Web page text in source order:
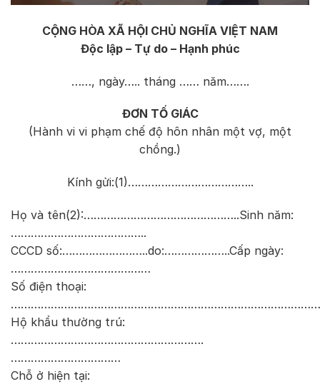
CỘNG HÒA XÃ HỘI CHỦ NGHĨA VIỆT NAM
Độc lập – Tự do – Hạnh phúc
……, ngày….. tháng …… năm…….
ĐƠN TỐ GIÁC
(Hành vi vi phạm chế độ hôn nhân một vợ, một
chồng.)
Kính gửi:(1)………………………………..
Họ và tên(2):………………………………………..Sinh năm:
…………………………………..
CCCD số:……………………..do:………………..Cấp ngày:
……………………………………
Số điện thoại:
Hộ khẩu thường trú:
………………………………………………….
……………………………
Chỗ ở hiện tại: